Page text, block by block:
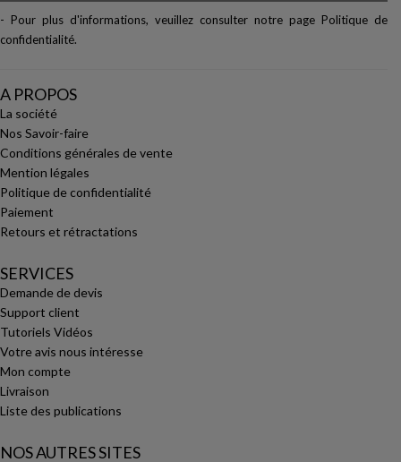
- Pour plus d'informations, veuillez consulter notre page Politique de
confidentialité.
A PROPOS
La société
Nos Savoir-faire
Conditions générales de vente
Mention légales
Politique de confidentialité
Paiement
Retours et rétractations
SERVICES
Demande de devis
Support client
Tutoriels Vidéos
Votre avis nous intéresse
Mon compte
Livraison
Liste des publications
NOS AUTRES SITES